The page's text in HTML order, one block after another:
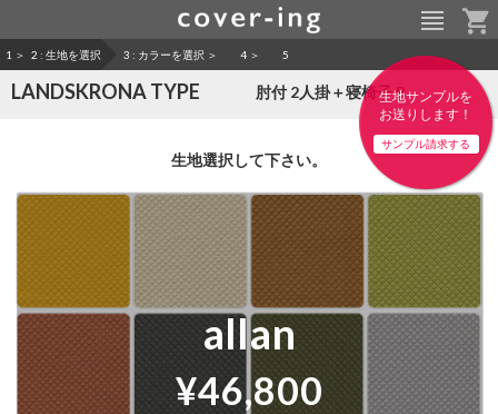
1 ＞ 2 : 生地を選択 3 : カラーを選択 ＞ 4 ＞ 5
LANDSKRONA TYPE 肘付 2人掛＋寝椅子 B生地サンプルを
お送りします！
サンプル請求する
生地選択して下さい。
allan
¥46,800